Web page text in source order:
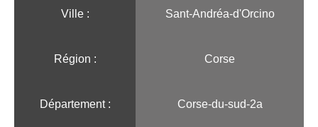
Ville :️ Sant-Andréa-d'Orcino
Région :️ Corse
Département : Corse-du-sud-2a